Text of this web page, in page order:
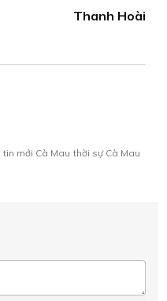
Thanh Hoài
tin mới Cà Mau thời sự Cà Mau